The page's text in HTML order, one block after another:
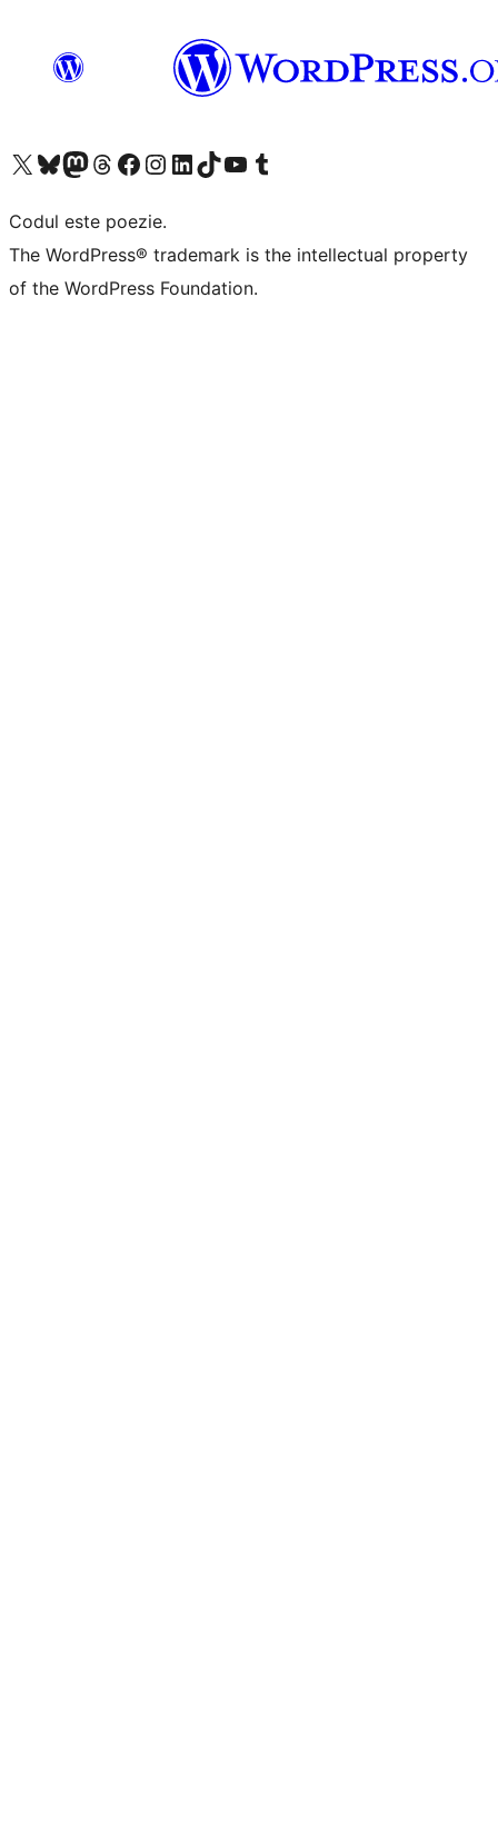
Mergi la contul nostru X (fost Twitter)
Vizitează contul nostru Bluesky
Vizitează contul nostru Mastodon
Vizitează contul nostru Threads
Vizitează pagina noastră Facebook
Vizitează-ne pe Instagram
Vizitează-ne pe LinkedIn
Vizitează contul nostru TikTok
Vizitează canalul nostru YouTube
Vizitează contul nostru Tumblr
Codul este poezie.
The WordPress® trademark is the intellectual property
of the WordPress Foundation.